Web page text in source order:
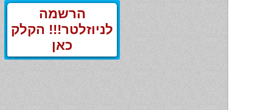
הרשמה
לניוזלטר!!! הקלק
כאן